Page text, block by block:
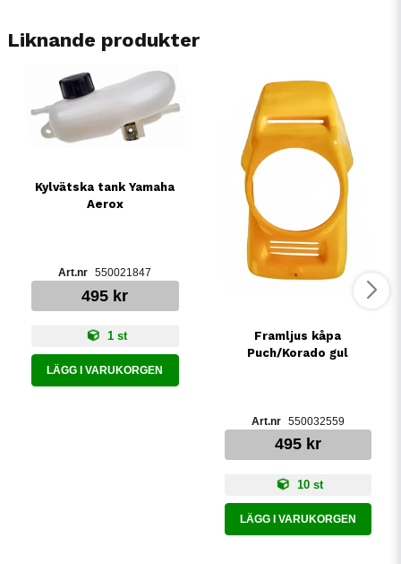
Liknande produkter
Kylvätska tank Yamaha
Aerox
550021847
495 kr
1 st
LÄGG I VARUKORGEN
Framljus kåpa
Puch/Korado gul
550032559
495 kr
10 st
LÄGG I VARUKORGEN